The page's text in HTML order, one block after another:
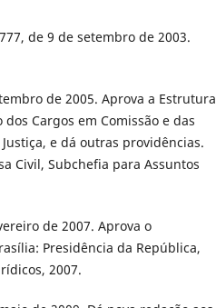
de 9 de setembro de 2003.
de 2005. Aprova a Estrutura
Cargos em Comissão e das
e dá outras providências.
Civil, Subchefia para Assuntos
de 2007. Aprova o
Presidência da República,
2007.